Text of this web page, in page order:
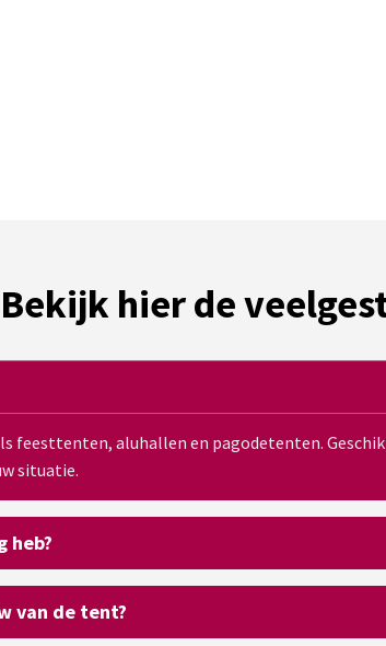
Bekijk hier de
feesttenten, aluhallen en pagodetenten.
situatie.
heb?
van de tent?